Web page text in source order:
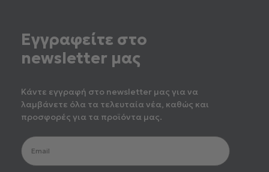
Εγγραφείτε στο
newsletter μας
Κάντε εγγραφή στο newsletter μας για να
λαμβάνετε όλα τα τελευταία νέα, καθώς και
προσφορές για τα προϊόντα μας.